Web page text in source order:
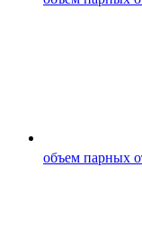
объем парных